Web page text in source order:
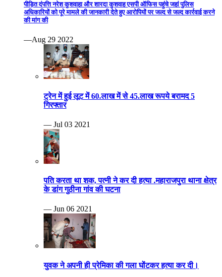
पीड़ित दंपत्ति नरेश कुशवाहा और शारदा कुशवाह एसपी ऑफिस पहुंचे जहां पुलिस
अधिकारियों को पूरे मामले की जानकारी देते हुए आरोपियों पर जल्द से जल्द कार्रवाई करने
की मांग की
—Aug 29 2022
ट्रेन में हुई लूट में 60.लाख में से 45.लाख रूपये बरामद 5
गिरफ्तार
— Jul 03 2021
पति करता था शक, पत्नी ने कर दी हत्या .महाराजपुरा थाना क्षेत्र
के डांग गुठीना गांव की घटना
— Jun 06 2021
युवक ने अपनी ही प्रेमिका की गला घोंटकर हत्या कर दी।